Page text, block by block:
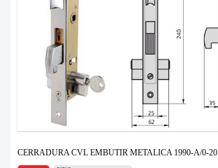
CERRADURA CVL EMBUTIR METALICA 1990-A/0-20